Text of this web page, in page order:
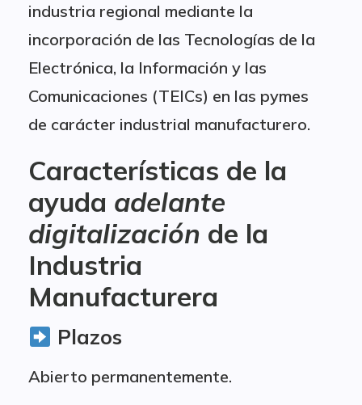
industria regional mediante la
incorporación de las Tecnologías de la
Electrónica, la Información y las
Comunicaciones (TEICs) en las pymes
de carácter industrial manufacturero.
Características de la
ayuda adelante
digitalización de la
Industria
Manufacturera
Plazos
Abierto permanentemente.